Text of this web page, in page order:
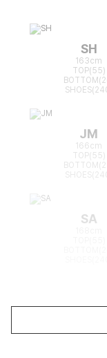
SH
163cm
TOP(55)
JM
166cm
TOP(55)
SA